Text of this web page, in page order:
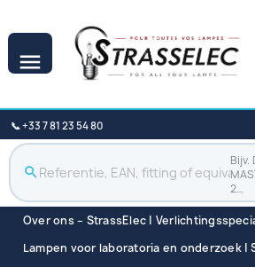

📞 +33 7 81 23 54 80
search
Bijv.
2…
Over ons – StrassElec |
Lampen voor laboratoria en onderzoek |